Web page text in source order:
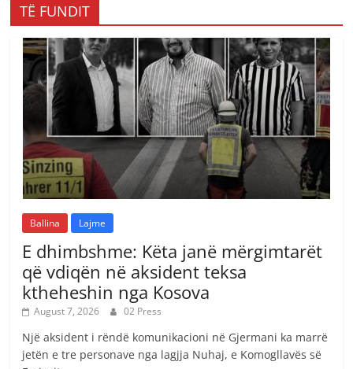
TË FUNDIT
Ballina Lajme
E dhimbshme: Këta janë mërgimtarët
që vdiqën në aksident teksa
ktheheshin nga Kosova
August 7, 2026 02 Press
Një aksident i rëndë komunikacioni në Gjermani ka marrë
jetën e tre personave nga lagjja Nuhaj, e Komogllavës së